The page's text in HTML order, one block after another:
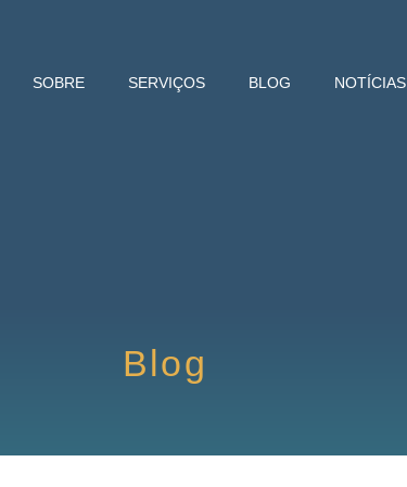
SOBRE SERVIÇOS BLOG NOTÍCIAS
Blog